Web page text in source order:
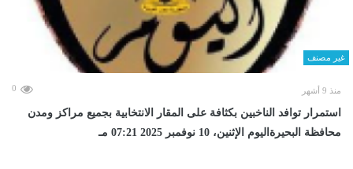
غير مصنف
منذ 9 أشهر 0
استمرار توافد الناخبين بكثافة على المقار الانتخابية بجميع مراكز ومدن
محافظة البحيرةاليوم الإثنين، 10 نوفمبر 2025 07:21 مـ